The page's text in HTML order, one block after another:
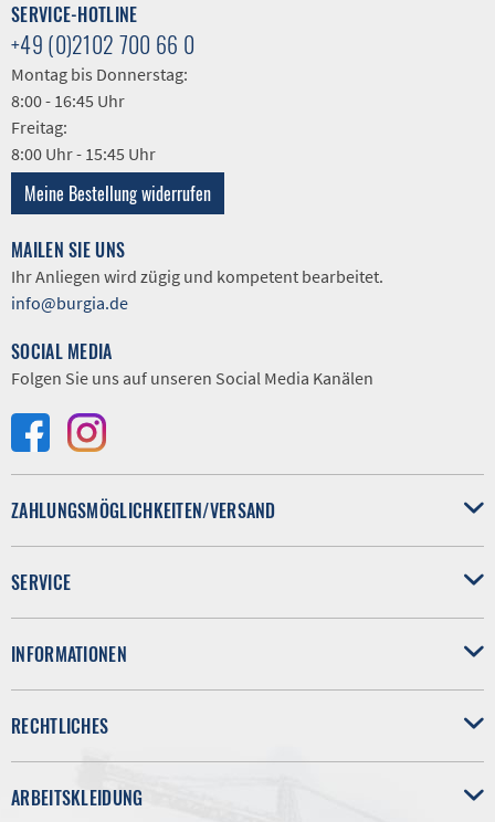
SERVICE-HOTLINE
+49 (0)2102 700 66 0
Montag bis Donnerstag:
8:00 - 16:45 Uhr
Freitag:
8:00 Uhr - 15:45 Uhr
Meine Bestellung widerrufen
MAILEN SIE UNS
Ihr Anliegen wird zügig und kompetent bearbeitet.
info@burgia.de
SOCIAL MEDIA
Folgen Sie uns auf unseren Social Media Kanälen
ZAHLUNGSMÖGLICHKEITEN/VERSAND
SERVICE
INFORMATIONEN
RECHTLICHES
ARBEITSKLEIDUNG